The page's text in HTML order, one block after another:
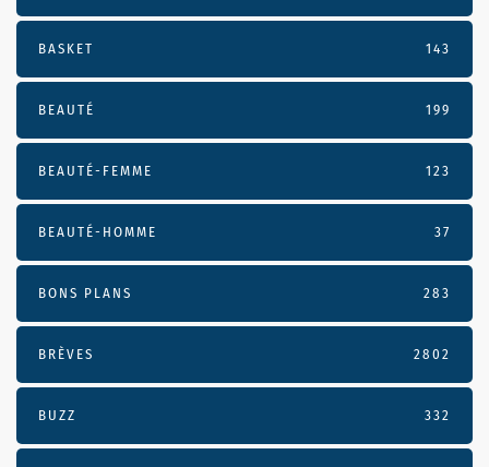
BASKET 143
BEAUTÉ 199
BEAUTÉ-FEMME 123
BEAUTÉ-HOMME 37
BONS PLANS 283
BRÈVES 2802
BUZZ 332